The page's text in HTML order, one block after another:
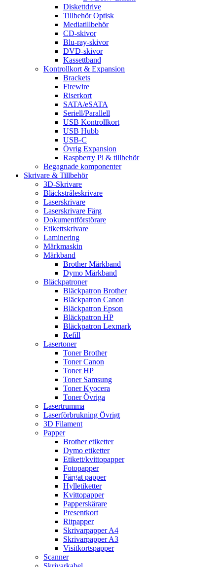
Diskettdrive
Tillbehör Optisk
Mediatillbehör
CD-skivor
Blu-ray-skivor
DVD-skivor
Kassettband
Kontrollkort & Expansion
Brackets
Firewire
Riserkort
SATA/eSATA
Seriell/Parallell
USB Kontrollkort
USB Hubb
USB-C
Övrig Expansion
Raspberry Pi & tillbehör
Begagnade komponenter
Skrivare & Tillbehör
3D-Skrivare
Bläckstråleskrivare
Laserskrivare
Laserskrivare Färg
Dokumentförstörare
Etikettskrivare
Laminering
Märkmaskin
Märkband
Brother Märkband
Dymo Märkband
Bläckpatroner
Bläckpatron Brother
Bläckpatron Canon
Bläckpatron Epson
Bläckpatron HP
Bläckpatron Lexmark
Refill
Lasertoner
Toner Brother
Toner Canon
Toner HP
Toner Samsung
Toner Kyocera
Toner Övriga
Lasertrumma
Laserförbrukning Övrigt
3D Filament
Papper
Brother etiketter
Dymo etiketter
Etikett/kvittopapper
Fotopapper
Färgat papper
Hylletiketter
Kvittopapper
Papperskärare
Presentkort
Ritpapper
Skrivarpapper A4
Skrivarpapper A3
Visitkortspapper
Scanner